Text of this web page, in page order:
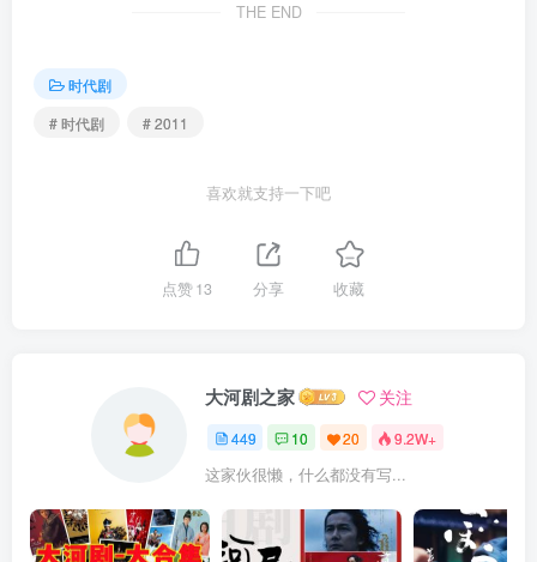
THE END
时代剧
# 时代剧
# 2011
喜欢就支持一下吧
点赞13 分享 收藏
大河剧之家 关注
449 10 20 9.2W+
这家伙很懒，什么都没有写...